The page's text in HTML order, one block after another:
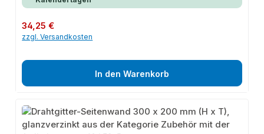
Regulärer Preis:
34,25 €
zzgl. Versandkosten
In den Warenkorb